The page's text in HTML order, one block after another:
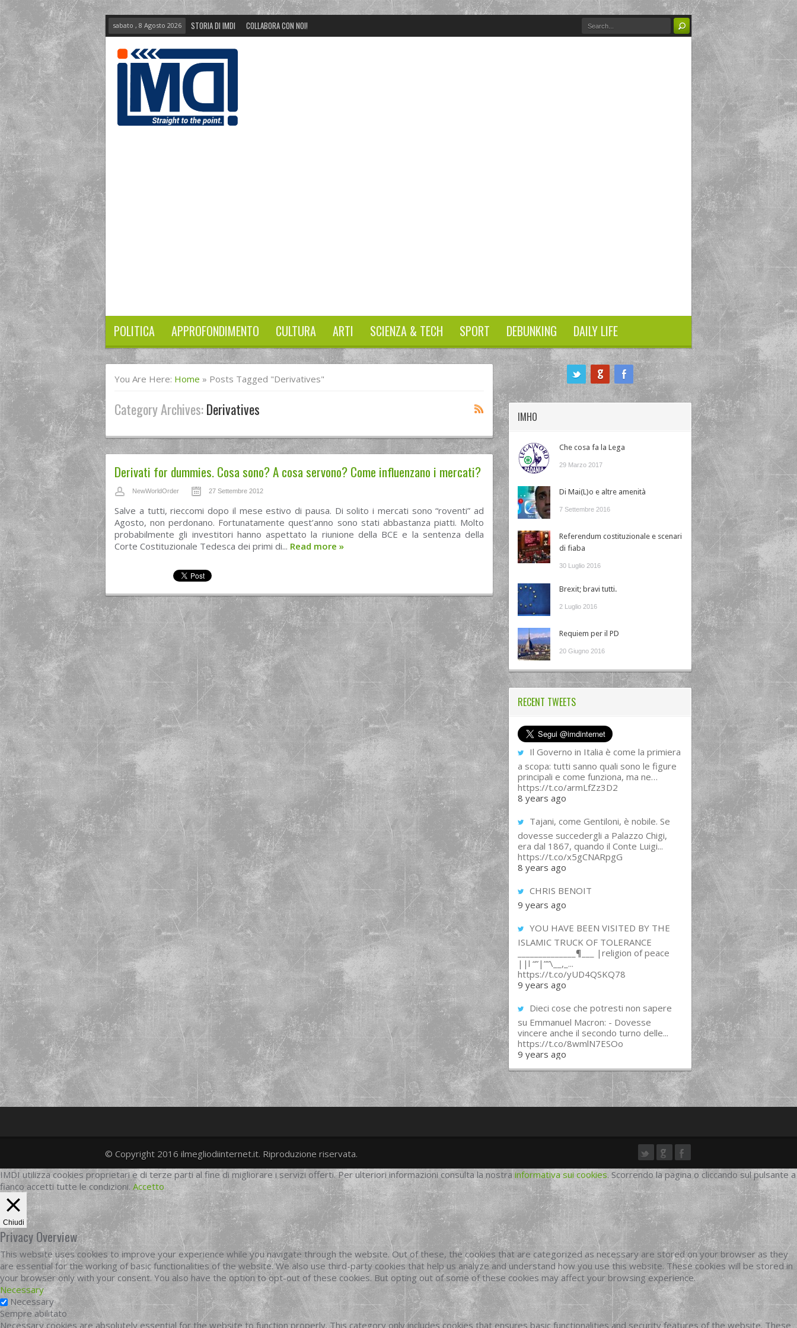
sabato , 8 Agosto 2026 STORIA DI IMDI COLLABORA CON NOI!
POLITICA APPROFONDIMENTO CULTURA ARTI SCIENZA & TECH SPORT DEBUNKING DAILY LIFE
You Are Here: Home » Posts Tagged "Derivatives"
Category Archives:Derivatives
Derivati for dummies. Cosa sono? A cosa servono? Come influenzano i mercati?
NewWorldOrder 27 Settembre 2012
Salve a tutti, rieccomi dopo il mese estivo di pausa. Di solito i mercati sono “roventi” ad
Agosto, non perdonano. Fortunatamente quest’anno sono stati abbastanza piatti. Molto
probabilmente gli investitori hanno aspettato la riunione della BCE e la sentenza della
Corte Costituzionale Tedesca dei primi di... Read more »
IMHO
Che cosa fa la Lega
29 Marzo 2017
Di Mai(L)o e altre amenità
7 Settembre 2016
Referendum costituzionale e scenari
di fiaba
30 Luglio 2016
Brexit; bravi tutti.
2 Luglio 2016
Requiem per il PD
20 Giugno 2016
RECENT TWEETS
Il Governo in Italia è come la primiera
a scopa: tutti sanno quali sono le figure
principali e come funziona, ma ne…
https://t.co/armLfZz3D2
8 years ago
Tajani, come Gentiloni, è nobile. Se
dovesse succedergli a Palazzo Chigi,
era dal 1867, quando il Conte Luigi...
https://t.co/x5gCNARpgG
8 years ago
CHRIS BENOIT
9 years ago
YOU HAVE BEEN VISITED BY THE
ISLAMIC TRUCK OF TOLERANCE
______________¶___ |religion of peace
||l “”|””\__,_...
https://t.co/yUD4QSKQ78
9 years ago
Dieci cose che potresti non sapere
su Emmanuel Macron: - Dovesse
vincere anche il secondo turno delle...
https://t.co/8wmlN7ESOo
9 years ago
twittergoogleplus
facebook
© Copyright 2016 ilmegliodiinternet.it. Riproduzione riservata.
IMDI utilizza cookies proprietari e di terze parti al fine di migliorare i servizi offerti. Per ulteriori informazioni consulta la nostra informativa sui cookies. Scorrendo la pagina o cliccando sul pulsante a
fianco accetti tutte le condizioni. Accetto
Chiudi
Privacy Overview
This website uses cookies to improve your experience while you navigate through the website. Out of these, the cookies that are categorized as necessary are stored on your browser as they
are essential for the working of basic functionalities of the website. We also use third-party cookies that help us analyze and understand how you use this website. These cookies will be stored in
your browser only with your consent. You also have the option to opt-out of these cookies. But opting out of some of these cookies may affect your browsing experience.
Necessary
Necessary
Sempre abilitato
Necessary cookies are absolutely essential for the website to function properly. This category only includes cookies that ensures basic functionalities and security features of the website. These